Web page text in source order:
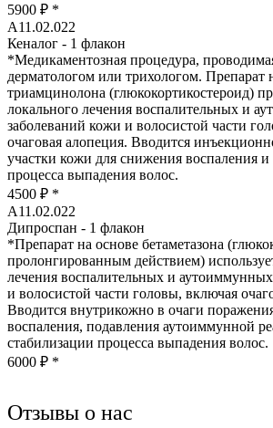
5900 ₽ *
А11.02.022
Кеналог - 1 флакон
*Медикаментозная процедура,
дерматологом или трихологом. Препарат
триамцинолона (глюкокортикостероид)
локального лечения воспалительных и
заболеваний кожи и волосистой части
очаговая алопеция. Вводится
участки кожи для снижения воспаления и
процесса выпадения волос.
4500 ₽ *
А11.02.022
Дипроспан - 1 флакон
*Препарат на основе бетаметазона
пролонгированным действием)
лечения воспалительных и
и волосистой части головы, включая
Вводится внутрикожно в очаги
воспаления, подавления аутоиммунной
стабилизации процесса выпадения волос.
6000 ₽ *
Отзывы о нас